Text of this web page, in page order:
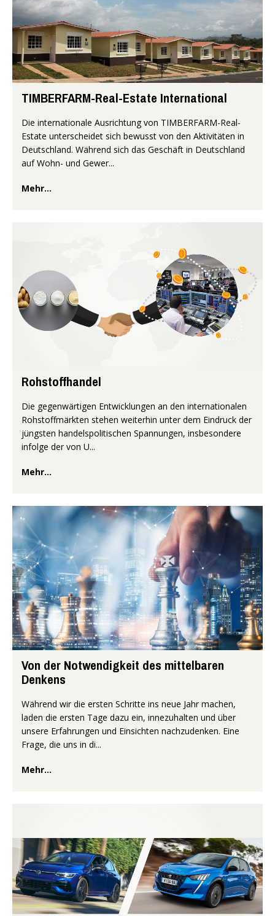
TIMBERFARM-Real-Estate International
Die internationale Ausrichtung von TIMBERFARM-Real-
Estate unterscheidet sich bewusst von den Aktivitäten in
Deutschland. Während sich das Geschäft in Deutschland
auf Wohn- und Gewer...
Mehr...
Rohstoffhandel
Die gegenwärtigen Entwicklungen an den internationalen
Rohstoffmärkten stehen weiterhin unter dem Eindruck der
jüngsten handelspolitischen Spannungen, insbesondere
infolge der von U...
Mehr...
Von der Notwendigkeit des mittelbaren
Denkens
Während wir die ersten Schritte ins neue Jahr machen,
laden die ersten Tage dazu ein, innezuhalten und über
unsere Erfahrungen und Einsichten nachzudenken. Eine
Frage, die uns in di...
Mehr...